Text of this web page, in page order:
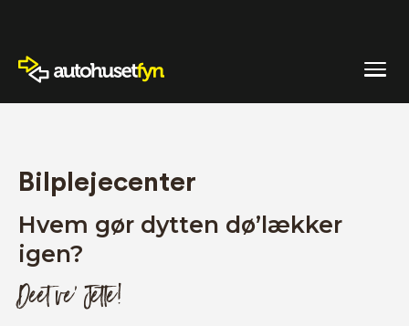
Bilplejecenter
Hvem gør dytten dø’lækker
igen?
Deet ve’ Jette!